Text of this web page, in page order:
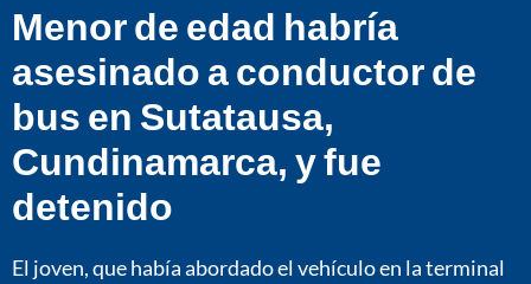
Menor de edad habría
asesinado a conductor de
bus en Sutatausa,
Cundinamarca, y fue
detenido
El joven, que había abordado el vehículo en la terminal